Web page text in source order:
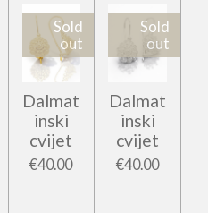
Sold
out
Dalmat
inski
cvijet
€40.00
Sold
out
Dalmat
inski
cvijet
€40.00